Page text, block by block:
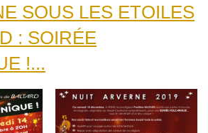
SOUS LES ETOILES
: SOIRÉE
!...